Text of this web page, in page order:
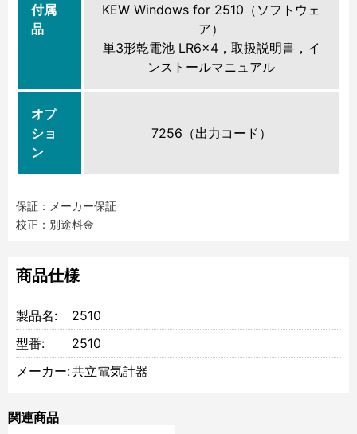
付属
品
KEW Windows for 2510（ソフトウェ
ア）
単3形乾電池 LR6×4，取扱説明書，イ
ンストールマニュアル
オプ
ショ
ン
7256（出力コード）
保証：メーカー保証
校正：別途料金
商品仕様
製品名:
2510
型番:
2510
メーカー:共立電気計器
関連商品